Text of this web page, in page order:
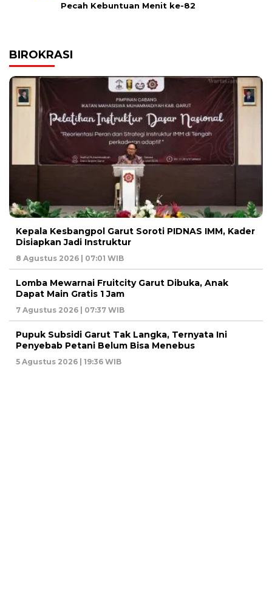
Pecah Kebuntuan Menit ke-82
BIROKRASI
Kepala Kesbangpol Garut Soroti PIDNAS IMM, Kader
Disiapkan Jadi Instruktur
8 Agustus 2026 | 07:01 WIB
Lomba Mewarnai Fruitcity Garut Dibuka, Anak
Dapat Main Gratis 1 Jam
7 Agustus 2026 | 07:37 WIB
Pupuk Subsidi Garut Tak Langka, Ternyata Ini
Penyebab Petani Belum Bisa Menebus
5 Agustus 2026 | 19:36 WIB